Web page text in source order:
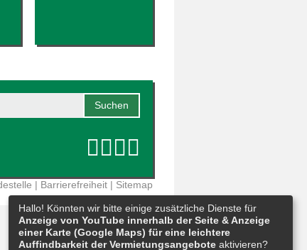
| Barrierefreiheit | Sitemap
Hallo! Könnten wir bitte einige zusätzliche Dienste für
Anzeige von YouTube innerhalb der Seite & Anzeige
einer Karte (Google Maps) für eine leichtere
Auffindbarkeit der Vermietungsangebote aktivieren?